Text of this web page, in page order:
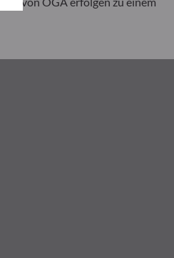
Anlage, die auf der
in jedem Fall seine
der Ausführungsanzeige und
jeden Anlegers abhängig.
sind auf Anfrage erhältlich.
Verzögerung auch